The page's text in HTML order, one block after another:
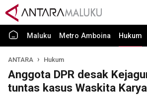
Maluku Metro Amboina Hukum
ANTARA Hukum
Anggota DPR desak
tuntas kasus Waskita Karya